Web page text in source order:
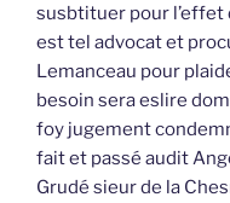
susbtituer pour l’effet
est tel advocat et
Lemanceau pour
besoin sera eslire
foy jugement
fait et passé audit
Grudé sieur de la